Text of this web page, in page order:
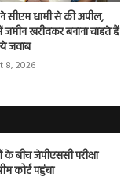
सीएम धामी से की अपील,
जमीन खरीदकर बनाना चाहते हैं
जवाब
8, 2026
के बीच जेपीएससी परीक्षा
कोर्ट पहुंचा